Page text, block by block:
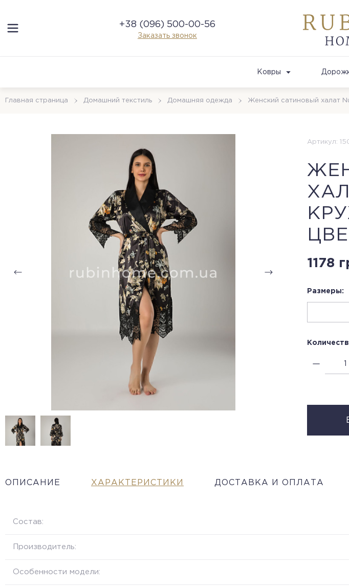
+38 (096) 500-00-56
Заказать звонок
Ковры
Главная страница Домашний текстиль Домашняя одежда Женский сатиновый халат
Артикул:
1178
Размеры:
ОПИСАНИЕ ХАРАКТЕРИСТИКИ ДОСТАВКА И ОПЛАТА
Состав:
Производитель:
Особенности модели: